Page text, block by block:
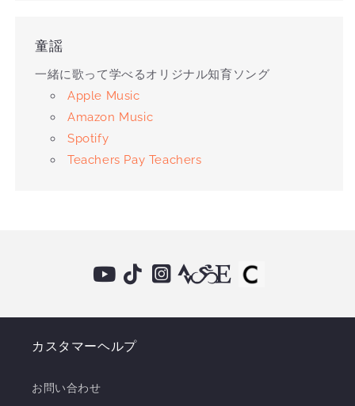
童謡
一緒に歌って学べるオリジナル知育ソング
Apple Music
Amazon Music
Spotify
Teachers Pay Teachers
カスタマーヘルプ
お問い合わせ